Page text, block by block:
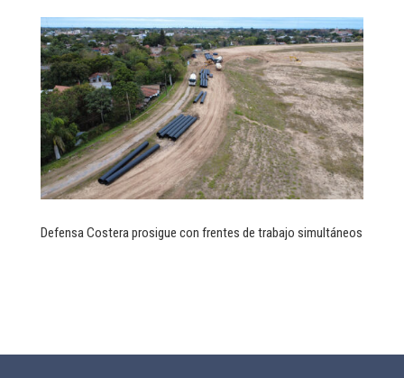
Defensa Costera prosigue con frentes de trabajo simultáneos